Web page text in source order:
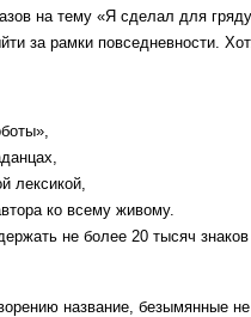
на тему «Я сделал для
за рамки повседневности.
лексикой,
ко всему живому.
не более 20 тысяч
название, безымянные